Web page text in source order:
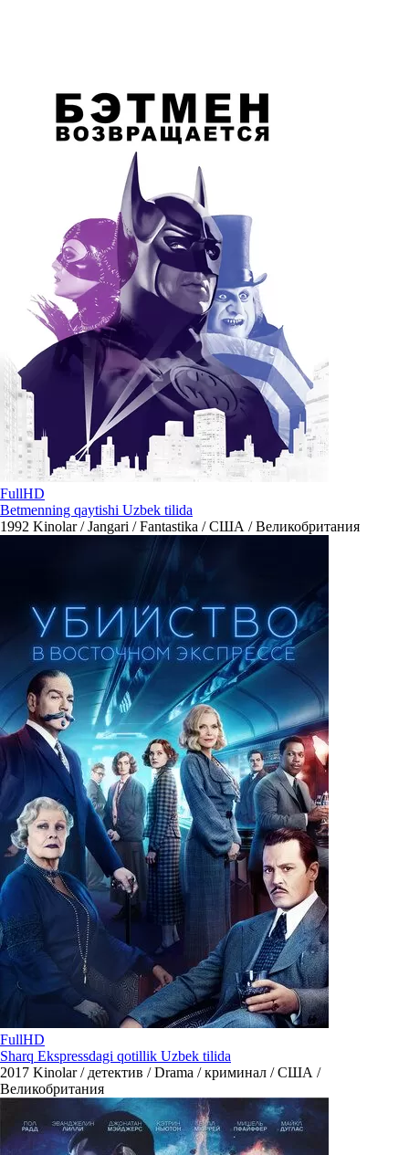
FullHD
Betmenning qaytishi Uzbek tilida
1992 Kinolar / Jangari / Fantastika / США / Великобритания
FullHD
Sharq Ekspressdagi qotillik Uzbek tilida
2017 Kinolar / детектив / Drama / криминал / США /
Великобритания